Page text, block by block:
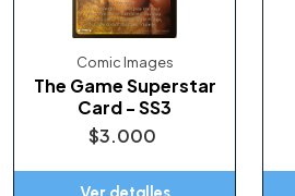
Comic Images
The Game Superstar
Card - SS3
$3.000